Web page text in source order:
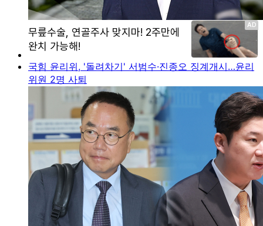
국힘 윤리위, '돌려차기' 서범수·진종오 징계개시…윤리
위원 2명 사퇴